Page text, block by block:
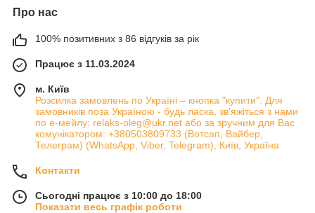
Про нас
100% позитивних з 86 відгуків за рік
Працює з 11.03.2024
м. Київ
Розсилка замовлень по Україні – кнопка "купити". Для
замовників поза Україною - будь ласка, зв'яжіться з нами
по е-мейлу: relaks-oleg@ukr.net або за зручним для Вас
комунікатором: +380503809733 (Вотсап, Вайбер,
Телеграм) (WhatsApp, Viber, Telegram), Київ, Україна
Контакти
Сьогодні працює з 10:00 до 18:00
Показати весь графік роботи